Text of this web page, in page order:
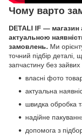
Чому варто
DETALI IF —
актуальною
замовлень. Ми
точний підбір деталі,
запчастину без зайвих
власні фото
актуальна
швидка обробка
надійне
допомога з